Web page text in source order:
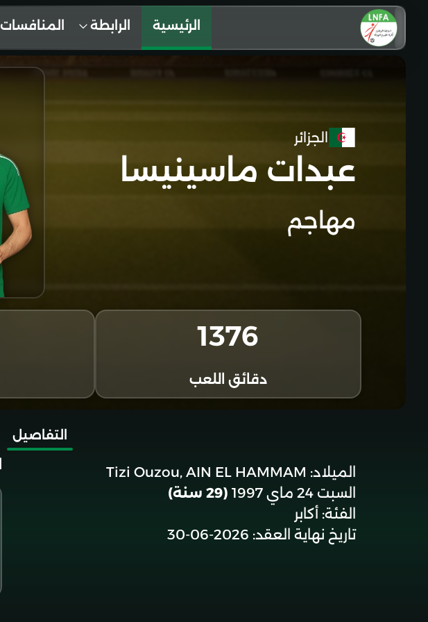
الرئيسية الرابطة المنافسات
الجزائر
عبدات ماسينيسا
مهاجم
1376
دقائق اللعب
التفاصيل
الميلاد: Tizi Ouzou, AIN EL HAMMAM
السبت 24 ماي 1997
(29 سنة)
الفئة: أكابر
تاريخ نهاية العقد: 2026-06-30